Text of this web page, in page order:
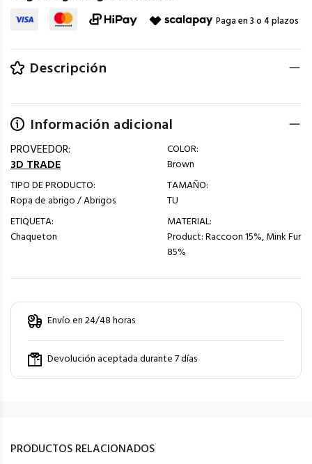
Paga en 3 o 4 plazos
Descripción
Información adicional
PROVEEDOR:
3D TRADE
TIPO DE PRODUCTO:
Ropa de abrigo / Abrigos
ETIQUETA:
Chaqueton
COLOR:
Brown
TAMAÑO:
TU
MATERIAL:
Product: Raccoon 15%, Mink Fur
85%
Envío en 24/48 horas
Devolución aceptada durante 7 días
PRODUCTOS RELACIONADOS